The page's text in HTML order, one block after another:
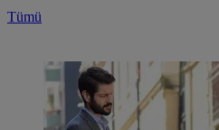
Tümü